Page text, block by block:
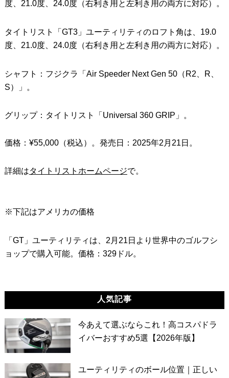
度、21.0度、24.0度（右利き用と左利き用の両方に対応）。
タイトリスト「GT3」ユーティリティのロフト角は、19.0
度、21.0度、24.0度（右利き用と左利き用の両方に対応）。
シャフト：フジクラ「Air Speeder Next Gen 50（R2、R、
S）」。
グリップ：タイトリスト「Universal 360 GRIP」。
価格：¥55,000（税込）。発売日：2025年2月21日。
詳細はタイトリストホームページで。
※下記はアメリカの価格
「GT」ユーティリティは、2月21日より世界中のゴルフシ
ョップで購入可能。価格：329ドル。
人気記事
今あえて選ぶならこれ！高コスパドラ
イバーおすすめ5選【2026年版】
ユーティリティのボール位置｜正しい